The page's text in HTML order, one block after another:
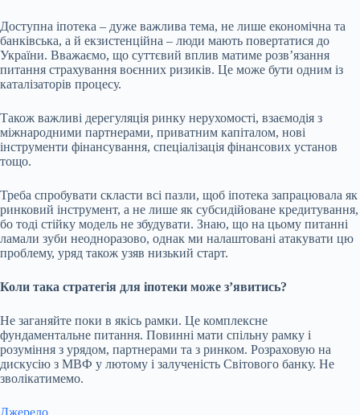
Доступна іпотека – дуже важлива тема, не лише економічна та
банківська, а й екзистенційна – люди мають повертатися до
України. Вважаємо, що суттєвий вплив матиме розвʼязання
питання страхування воєнних ризиків. Це може бути одним із
каталізаторів процесу.
Також важливі дерегуляція ринку нерухомості, взаємодія з
міжнародними партнерами, приватним капіталом, нові
інструменти фінансування, спеціалізація фінансових установ
тощо.
Треба спробувати скласти всі пазли, щоб іпотека запрацювала як
ринковий інструмент, а не лише як субсидійоване кредитування,
бо тоді стійку модель не збудувати. Знаю, що на цьому питанні
ламали зуби неодноразово, однак ми налаштовані атакувати цю
проблему, уряд також узяв низький старт.
Коли така стратегія для іпотеки може з’явитись?
Не заганяйте поки в якісь рамки. Це комплексне
фундаментальне питання. Повинні мати спільну рамку і
розуміння з урядом, партнерами та з ринком. Розраховую на
дискусію з МВФ у лютому і залученість Світового банку. Не
зволікатимемо.
Джерело